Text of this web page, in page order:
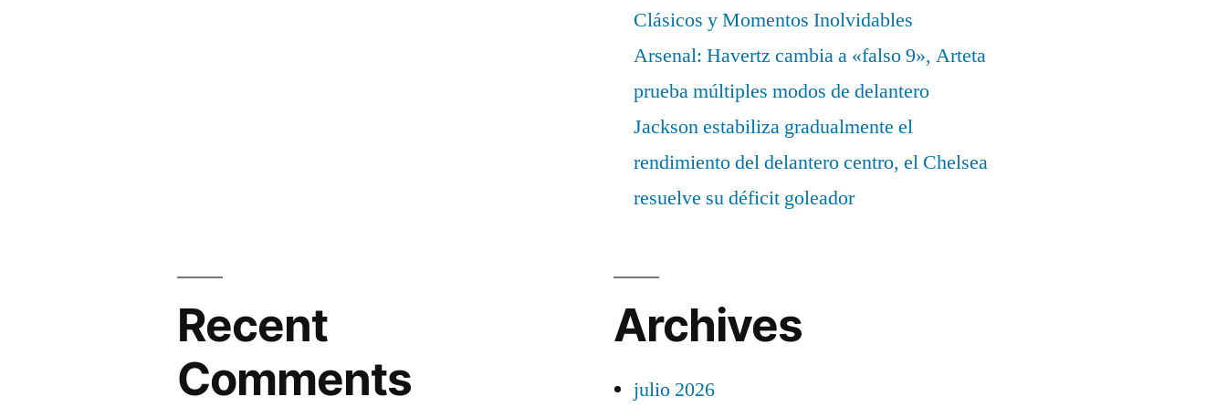
Clásicos y Momentos Inolvidables
Arsenal: Havertz cambia a «falso 9», Arteta
prueba múltiples modos de delantero
Jackson estabiliza gradualmente el
rendimiento del delantero centro, el Chelsea
resuelve su déficit goleador
Recent
Comments
Archives
julio 2026